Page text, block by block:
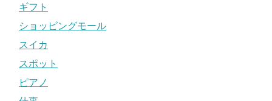
ギフト
ショッピングモール
スイカ
スポット
ピアノ